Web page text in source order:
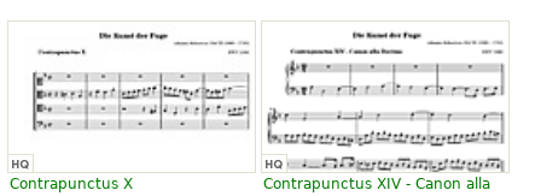
Contrapunctus X
Contrapunctus XIV - Canon alla